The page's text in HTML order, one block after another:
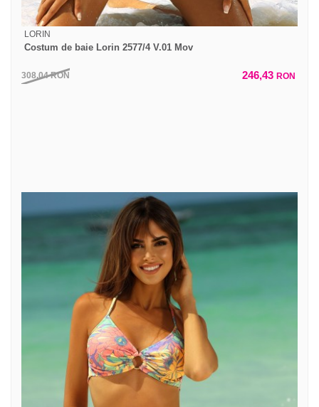
LORIN
Costum de baie Lorin 2577/4 V.01 Mov
308,04RON 246,43 RON